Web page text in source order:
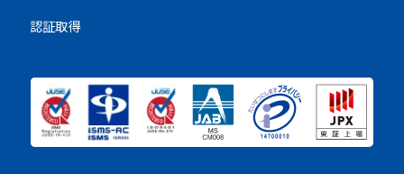
認証取得